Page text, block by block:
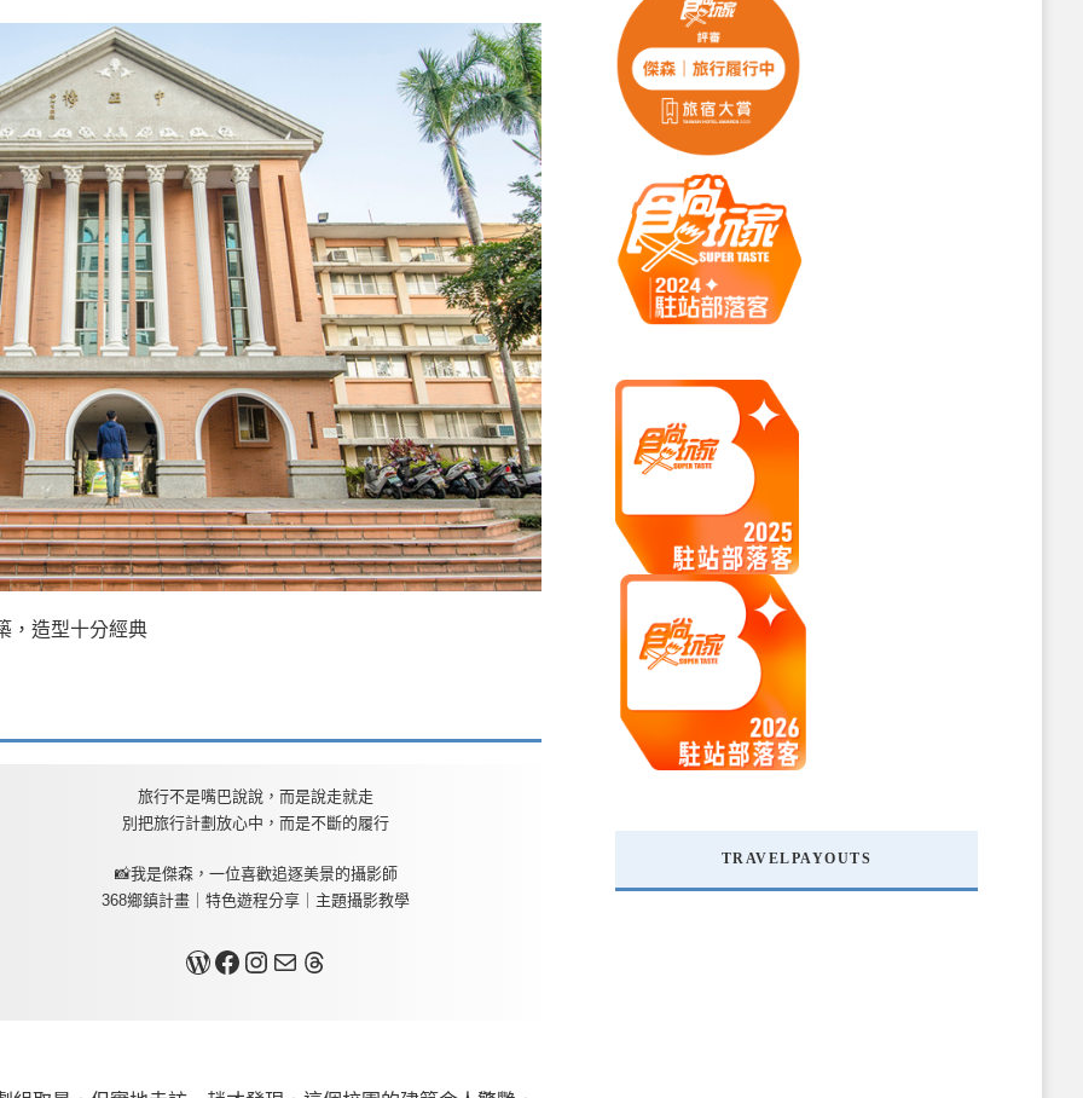
，造型十分經典
旅行不是嘴巴說說，而是說走就走
別把旅行計劃放心中，而是不斷的履行
📸我是傑森，一位喜歡追逐美景的攝影師
368鄉鎮計畫｜特色遊程分享｜主題攝影教學
關於我Facebook InstagramMail Threads
TRAVELPAYOUTS